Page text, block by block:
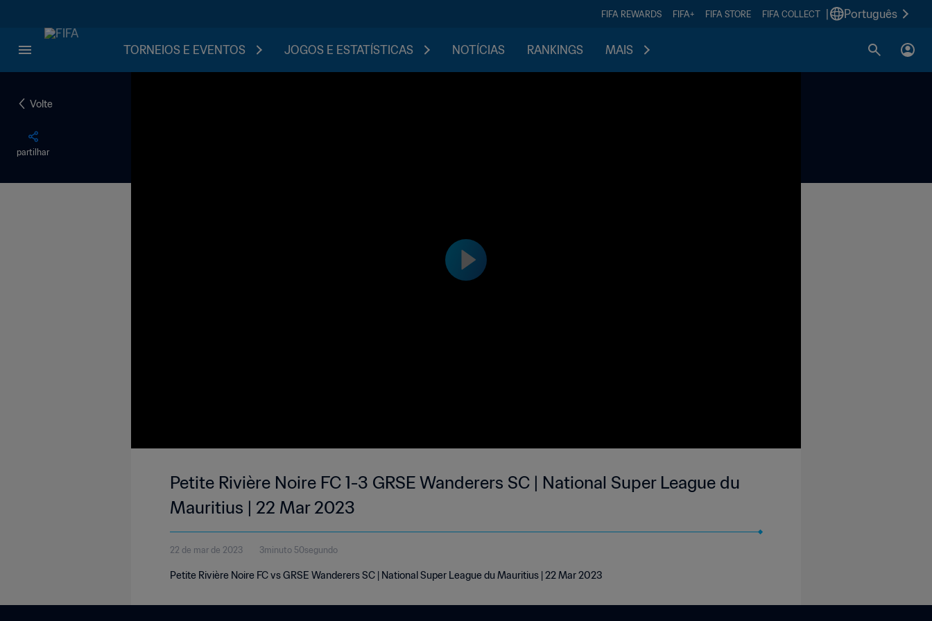
FIFA REWARDS FIFA+ FIFA STORE FIFA COLLECT Português
TORNEIOS E EVENTOS JOGOS E ESTATÍSTICAS NOTÍCIAS RANKINGS MAIS
Volte
partilhar
Petite Rivière Noire FC 1-3 GRSE Wanderers SC | National Super League du
Mauritius | 22 Mar 2023
22 de mar de 2023 3minuto 50segundo
Petite Rivière Noire FC vs GRSE Wanderers SC | National Super League du Mauritius | 22 Mar 2023